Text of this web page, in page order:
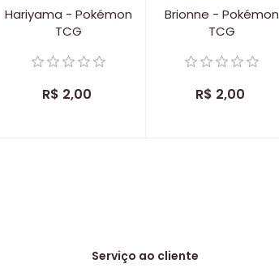
Hariyama - Pokémon
TCG
R$ 2,00
Brionne - Pokémon
TCG
R$ 2,00
Serviço ao cliente